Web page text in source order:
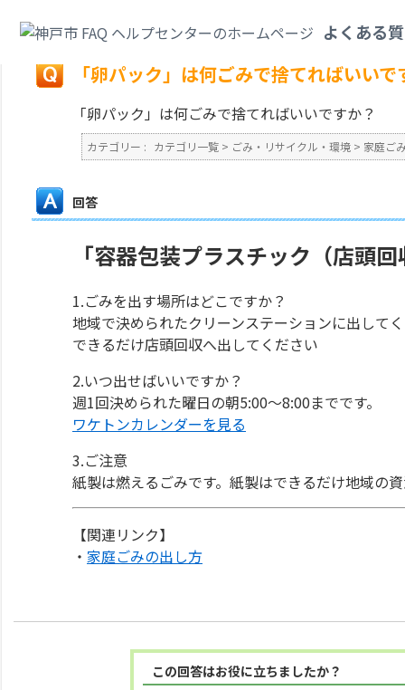
よくある
戻る
「卵パック」は何ごみで捨てればいいで
「卵パック」は何ごみで捨てればいいですか？
カテゴリー : カテゴリ一覧 > ごみ・リサイクル・環境 > 家庭ご
回答
「容器包装プラスチック（店頭
1.ごみを出す場所はどこですか？
地域で決められたクリーンステーションに出して
できるだけ店頭回収へ出してください
2.いつ出せばいいですか？
週1回決められた曜日の朝5:00～8:00までです。
ワケトンカレンダーを見る
3.ご注意
紙製は燃えるごみです。紙製はできるだけ地域の
【関連リンク】
・ 家庭ごみの出し方
この回答はお役に立ちましたか？